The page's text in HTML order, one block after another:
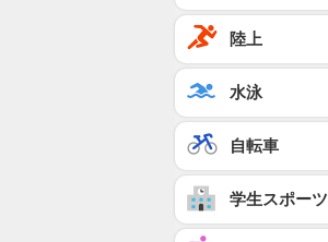
陸上
水泳
自転車
学生スポーツ